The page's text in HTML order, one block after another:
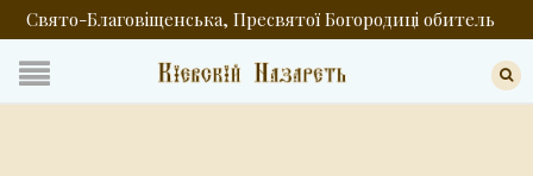
Свято-Благовіщенська, Пресвятої Богородиці обитель